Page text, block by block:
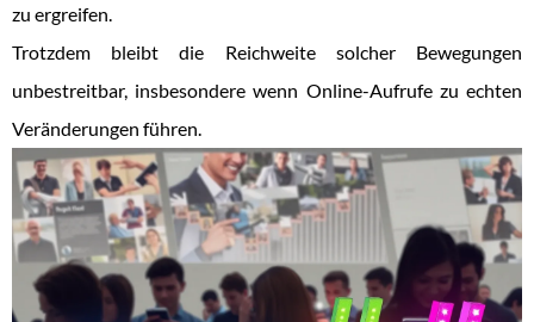
zu ergreifen.
Trotzdem bleibt die Reichweite solcher Bewegungen
unbestreitbar, insbesondere wenn Online-Aufrufe zu echten
Veränderungen führen.